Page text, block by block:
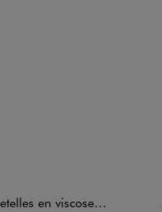
fluide et imprimée femme